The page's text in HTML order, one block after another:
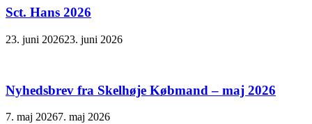
Sct. Hans 2026
23. juni 202623. juni 2026
Nyhedsbrev fra Skelhøje Købmand – maj 2026
7. maj 20267. maj 2026